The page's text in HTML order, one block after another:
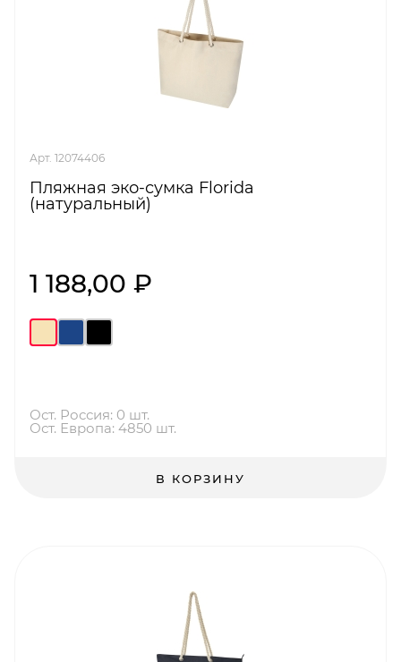
Арт. 12074406
Пляжная эко-сумка Florida
(натуральный)
1 188,00 ₽
Ост. Россия: 0 шт.
Ост. Европа: 4850 шт.
В КОРЗИНУ